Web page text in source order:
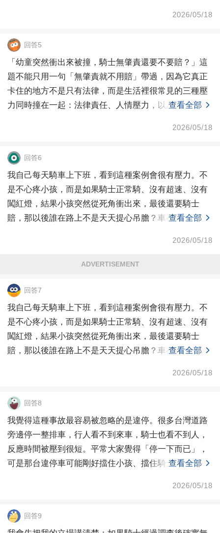
2026/05/18
回答5
「幼童突然衝出來被撞，騎士無肇責還要不要賠？」這
題不能只用一句「無肇責就不用賠」帶過，因為它真正
卡住的地方不是只有法律，而是生活裡很常見的三種壓
力同時撞在一起：法律責任、人情壓力，以及大家對弱
查看全部
2026/05/18
回答6
我自己每天騎車上下班，看到這種案例會很有壓力。不
是不心疼小孩，而是如果騎士正常騎、沒有超速、沒有
闖紅燈，結果小孩突然從死角衝出來，最後還要騎士
賠，那以後誰在路上不是天天提心吊膽？車禍當然可以
查看全部
2026/05/18
ADVERTISEMENT
回答7
我自己每天騎車上下班，看到這種案例會很有壓力。不
是不心疼小孩，而是如果騎士正常騎、沒有超速、沒有
闖紅燈，結果小孩突然從死角衝出來，最後還要騎士
賠，那以後誰在路上不是天天提心吊膽？車禍當然可以
查看全部
2026/05/18
回答8
我覺得這種事故最容易被忽略的是違停。很多台灣道路
旁邊停一整排車，行人看不到來車，騎士也看不到人，
反應時間被壓到很短。平常大家覺得「停一下而已」，
可是那台違停車可能剛好擋住小孩、擋住騎士視線，也
查看全部
2026/05/18
回答9